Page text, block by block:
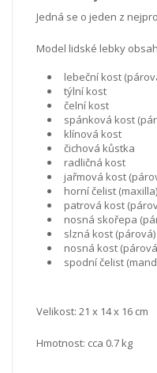
Jedná se o jeden z
Model lidské lebky
lebeční kost
týlní kost
čelní kost
spánková kost
klínová kost
čichová kůstka
radličná kost
jařmová kost
horní čelist
patrová kost
nosná skořepa
slzná kost (párová)
nosná kost
spodní čelist
Velikost: 21 x 14 x 16 cm
Hmotnost: cca 0.7 kg